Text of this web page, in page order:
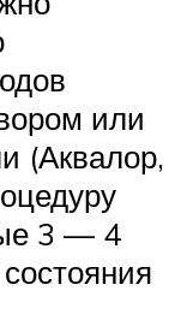
или
(Аквалор,
3 — 4